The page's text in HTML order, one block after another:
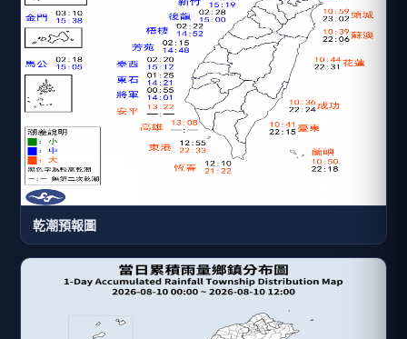
乾潮預報圖